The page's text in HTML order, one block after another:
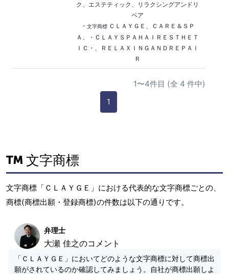
ク、エステティック、リラクシングアンドリ
ペア
・ 文字商標ＣＬＡＹＧＥ、ＣＡＲＥ＆ＳＰ
Ａ、・ＣＬＡＹＳＰＡＨＡＩＲＥＳＴＨＥＴ
ＩＣ・、ＲＥＬＡＸＩＮＧＡＮＤＲＥＰＡＩ
Ｒ
1〜4件目 (全 4 件中)
1
文字商標
文字商標「ＣＬＡＹＧＥ」における代表的な文字商標ごとの、
商標(商標出願・登録商標)の件数は以下の通りです。
弁理士
大瀬 佳之のコメント
「ＣＬＡＹＧＥ」においてどのような文字商標に対して商標出
願がされているのか確認してみましょう。自社が商標出願しよ